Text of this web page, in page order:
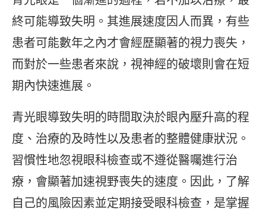
終可能導致失明。其進展速度因人而異，有些
患者可能數年之內才會經歷顯著的視力喪失，
而對於一些患者來說，視神經的破壞則會在短
期內快速進展。
青光眼導致失明的時間取決於眼內壓升高的程
度、治療的及時性以及患者的整體健康狀況。
習慣性地忽視眼科檢查或不遵從醫囑進行治
療，會顯著加速視野喪失的速度。因此，了解
自己的風險因素並定期接受眼科檢查，是掌握